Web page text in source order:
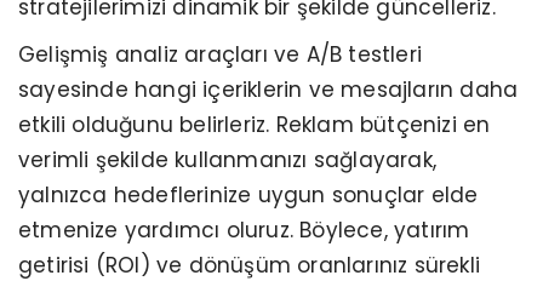
stratejilerimizi dinamik bir şekilde güncelleriz.
Gelişmiş analiz araçları ve A/B testleri
sayesinde hangi içeriklerin ve mesajların daha
etkili olduğunu belirleriz. Reklam bütçenizi en
verimli şekilde kullanmanızı sağlayarak,
yalnızca hedeflerinize uygun sonuçlar elde
etmenize yardımcı oluruz. Böylece, yatırım
getirisi (ROI) ve dönüşüm oranlarınız sürekli